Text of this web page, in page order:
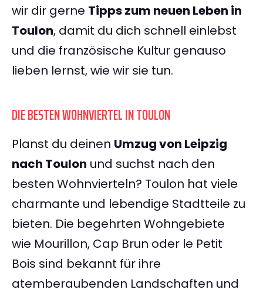
wir dir gerne Tipps zum neuen Leben in
Toulon, damit du dich schnell einlebst
und die französische Kultur genauso
lieben lernst, wie wir sie tun.
DIE BESTEN WOHNVIERTEL IN TOULON
Planst du deinen Umzug von Leipzig
nach Toulon und suchst nach den
besten Wohnvierteln? Toulon hat viele
charmante und lebendige Stadtteile zu
bieten. Die begehrten Wohngebiete
wie Mourillon, Cap Brun oder le Petit
Bois sind bekannt für ihre
atemberaubenden Landschaften und